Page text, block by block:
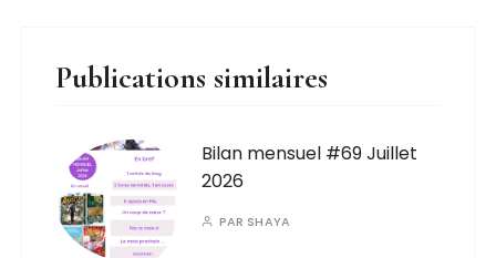
Publications similaires
Bilan mensuel #69 Juillet
2026
PAR SHAYA